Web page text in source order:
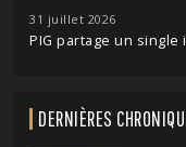
31 juillet 2026
PIG partage un single
DERNIÈRES